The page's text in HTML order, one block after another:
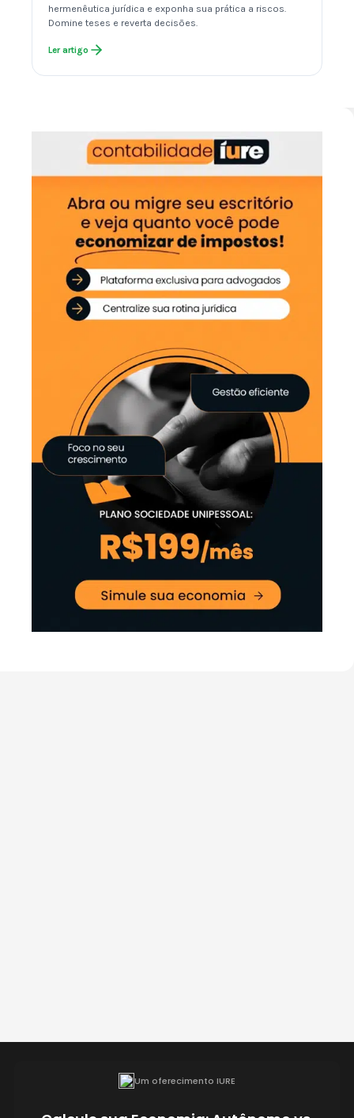
hermenêutica jurídica e exponha sua prática a riscos.
Domine teses e reverta decisões.
Ler artigo